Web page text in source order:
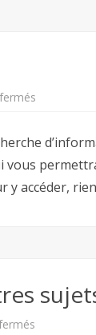
clefs
accéder,